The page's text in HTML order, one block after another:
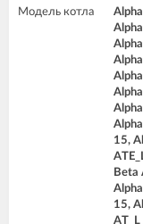
Модель котла
15,
Beta
15,